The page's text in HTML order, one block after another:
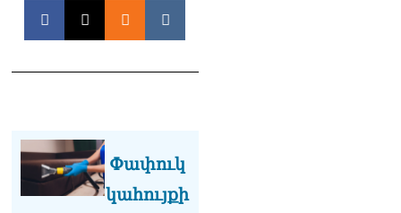
Փափուկ
կահույքի